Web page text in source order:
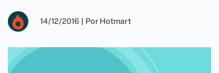
14/12/2016 | Por Hotmart